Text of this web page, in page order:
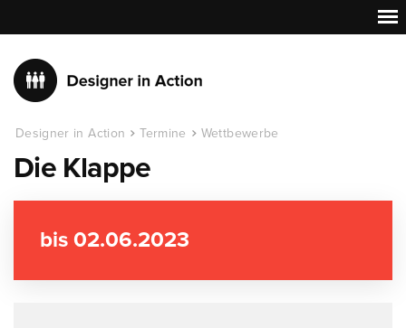
Designer in Action Termine Wettbewerbe
Die Klappe
bis 02.06.2023